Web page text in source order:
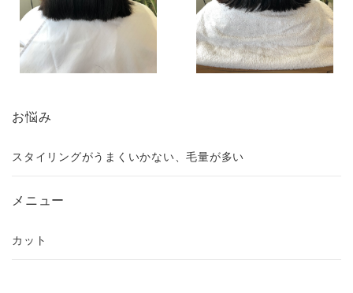
お悩み
スタイリングがうまくいかない、毛量が多い
メニュー
カット